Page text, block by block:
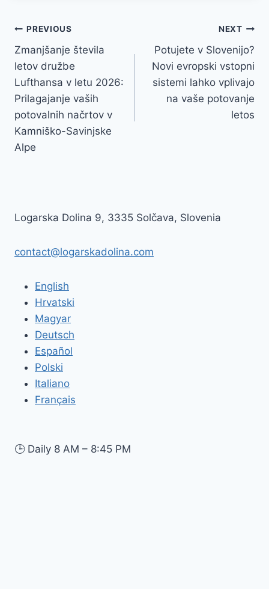
Navigacija
prispevka
PREVIOUS
Zmanjšanje števila
letov družbe
Lufthansa v letu 2026:
Prilagajanje vaših
potovalnih načrtov v
Kamniško-Savinjske
Alpe
NEXT
Potujete v Slovenijo?
Novi evropski vstopni
sistemi lahko vplivajo
na vaše potovanje
letos
Logarska Dolina 9, 3335 Solčava, Slovenia
contact@logarskadolina.com
English
Hrvatski
Magyar
Deutsch
Español
Polski
Italiano
Français
🕒 Daily 8 AM – 8:45 PM